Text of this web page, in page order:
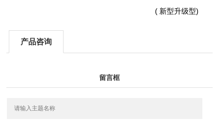
( 新型升级型)
产品咨询
留言框